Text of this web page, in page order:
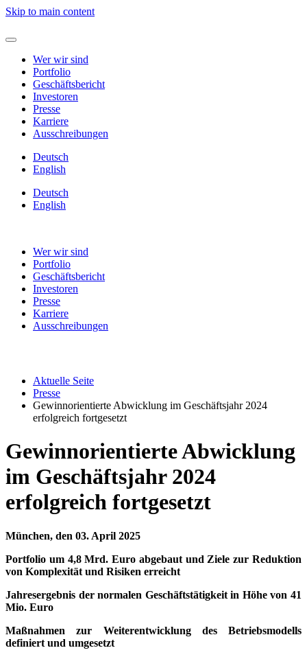
Skip to main content
Wer wir sind
Portfolio
Geschäftsbericht
Investoren
Presse
Karriere
Ausschreibungen
Deutsch
English
Deutsch
English
Wer wir sind
Portfolio
Geschäftsbericht
Investoren
Presse
Karriere
Ausschreibungen
Aktuelle Seite
Presse
Gewinnorientierte Abwicklung im Geschäftsjahr 2024
erfolgreich fortgesetzt
Gewinnorientierte Abwicklung
im Geschäftsjahr 2024
erfolgreich fortgesetzt
München, den 03. April 2025
Portfolio um 4,8 Mrd. Euro abgebaut und Ziele zur Reduktion
von Komplexität und Risiken erreicht
Jahresergebnis der normalen Geschäftstätigkeit in Höhe von 41
Mio. Euro
Maßnahmen zur Weiterentwicklung des Betriebsmodells
definiert und umgesetzt